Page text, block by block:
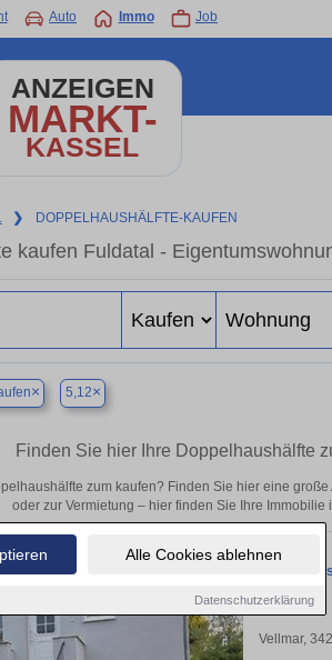
Alle Cookies ablehnen
Datenschutzerklärung
Auto Immo Job
ANZEIGEN
MARKT-
KASSEL
❯ DOPPELHAUSHÄLFTE-KAUFEN
kaufen Fuldatal -
× 5,12×
Finden Sie hier Ihre Doppelhaushälfte
zum kaufen? Finden Sie hier eine
oder zur Vermietung – hier finden Sie Ihre Immobilie
Vellmar,